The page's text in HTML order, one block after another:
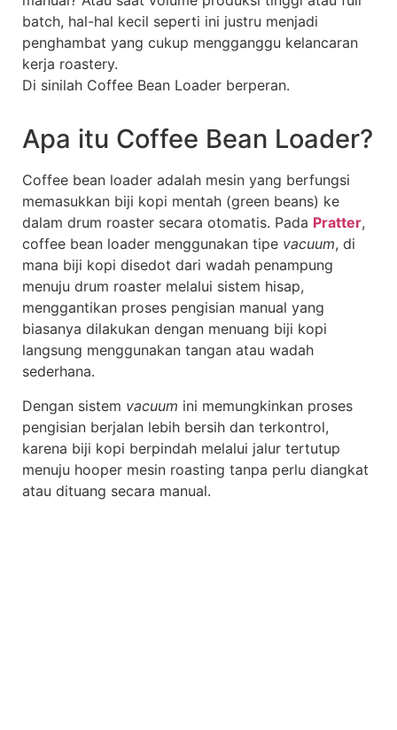
batch, hal-hal kecil seperti ini justru menjadi
penghambat yang cukup mengganggu kelancaran
kerja roastery.
Di sinilah Coffee Bean Loader berperan.
Apa itu Coffee Bean Loader?
Coffee bean loader adalah mesin yang berfungsi
memasukkan biji kopi mentah (green beans) ke
dalam drum roaster secara otomatis. Pada Pratter,
coffee bean loader menggunakan tipe vacuum, di
mana biji kopi disedot dari wadah penampung
menuju drum roaster melalui sistem hisap,
menggantikan proses pengisian manual yang
biasanya dilakukan dengan menuang biji kopi
langsung menggunakan tangan atau wadah
sederhana.
Dengan sistem vacuum ini memungkinkan proses
pengisian berjalan lebih bersih dan terkontrol,
karena biji kopi berpindah melalui jalur tertutup
menuju hooper mesin roasting tanpa perlu diangkat
atau dituang secara manual.